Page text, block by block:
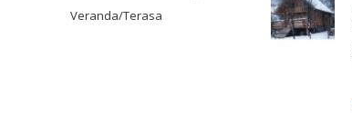
Veranda/Terasa